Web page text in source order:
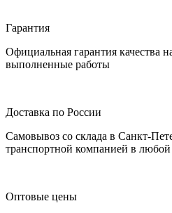
Гарантия
Официальная гарантия качества
выполненные работы
Доставка по России
Самовывоз со склада в Санкт-
транспортной компанией в любой
Оптовые цены